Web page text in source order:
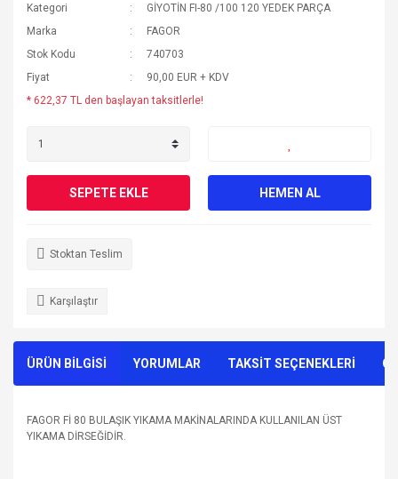
Kategori
GİYOTİN FI-80 /100 120 YEDEK PARÇA
Marka
FAGOR
Stok Kodu
740703
Fiyat
90,00 EUR + KDV
* 622,37 TL den başlayan taksitlerle!
SEPETE EKLE HEMEN AL
Stoktan Teslim
Karşılaştır
ÜRÜN BİLGİSİ YORUMLAR TAKSİT SEÇENEKLERİ
FAGOR Fİ 80 BULAŞIK YIKAMA MAKİNALARINDA KULLANILAN ÜST
YIKAMA DİRSEĞİDİR.